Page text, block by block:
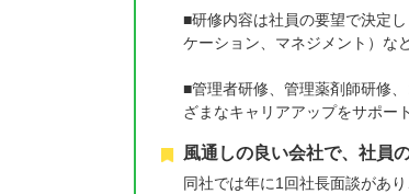
■研修内容は社員の要望で決定
ケーション、マネジメント）な
■管理者研修、管理薬剤師研修
ざまなキャリアアップをサポー
風通しの良い会社で、社員
同社では年に1回社長面談があ